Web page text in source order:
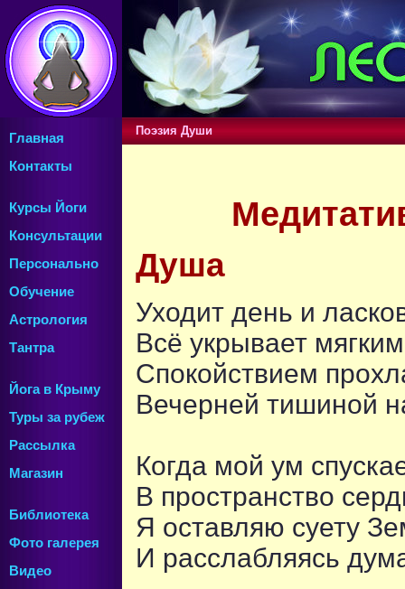
Главная
Контакты
Курсы Йоги
Консультации
Персонально
Обучение
Астрология
Тантра
Йога в Крыму
Туры за рубеж
Рассылка
Магазин
Библиотека
Фото галерея
Видео
Поэзия Души
Душа
Уходит день и
Всё укрывает
Спокойствием
Вечерней тишиной
Когда мой ум
В пространство
Я оставляю суету
И расслабляясь